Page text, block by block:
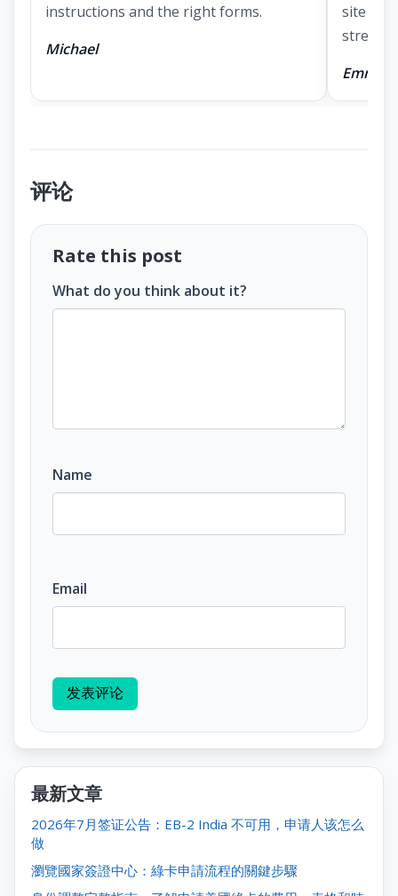
instructions and the right forms.
Michael
site
Emma
评论
Rate this post
What do you think about it?
Name
Email
发表评论
最新文章
2026年7月签证公告：EB-2 India 不可用，申请人该怎么
做
瀏覽國家簽證中心：綠卡申請流程的關鍵步驟